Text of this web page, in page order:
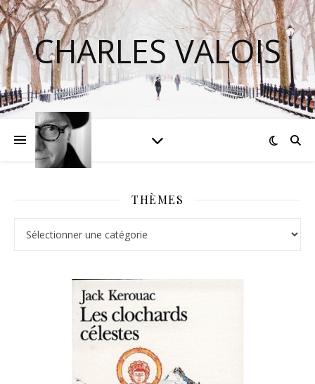
CHARLES VALOIS
THÈMES